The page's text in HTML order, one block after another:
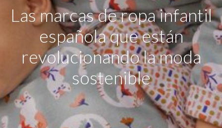
Las marcas de ropa infantil
española que están
revolucionando la moda
sostenible